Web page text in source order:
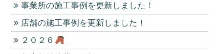
事業所の施工事例を更新しました！
店舗の施工事例を更新しました！
２０２６